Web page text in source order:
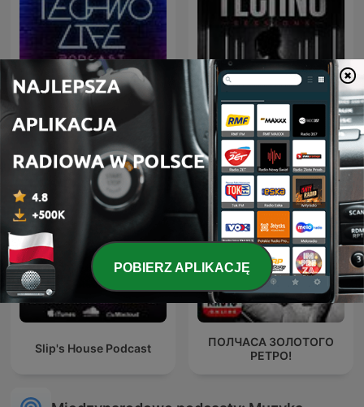
Techno Life
Afterwork Techno
Sessions – Techno
Podcast, Raw & Hypnotic
Techno Mixes
Slip's House Podcast
ПОЛЧАСА ЗОЛОТОГО
РЕТРО!
POBIERZ APLIKACJĘ